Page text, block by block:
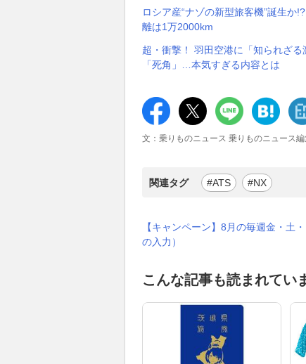
ロシア産“ナゾの新型旅客機”誕生か
離は1万2000km
超・衝撃！ 羽田空港に「知られざ
「死角」…本気すぎる内容とは
文：乗りものニュース 乗りものニュース
関連タグ #ATS #NX
【キャンペーン】8月の毎週金・土
の入力）
こんな記事も読まれてい